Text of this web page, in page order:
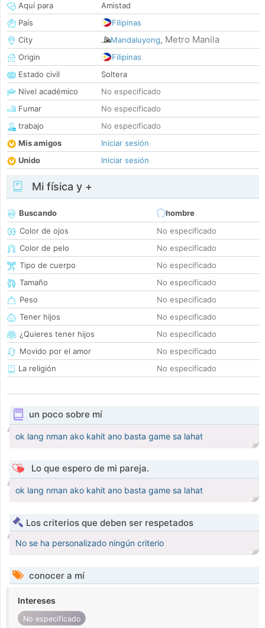
Aquí para
Amistad
País
Filipinas
City
Mandaluyong, Metro Manila
Origin
Filipinas
Estado civil
Soltera
Nivel académico
No especificado
Fumar
No especificado
trabajo
No especificado
Mis amigos
Iniciar sesión
Unido
Iniciar sesión
Mi física y +
Buscando
hombre
Color de ojos
No especificado
Color de pelo
No especificado
Tipo de cuerpo
No especificado
Tamaño
No especificado
Peso
No especificado
Tener hijos
No especificado
¿Quieres tener hijos
No especificado
Movido por el amor
No especificado
La religión
No especificado
un poco sobre mí
ok lang nman ako kahit ano basta game sa lahat
Lo que espero de mi pareja.
ok lang nman ako kahit ano basta game sa lahat
Los criterios que deben ser respetados
No se ha personalizado ningún criterio
conocer a mí
Intereses
No especificado